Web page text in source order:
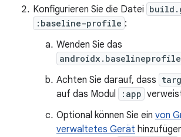
Konfigurieren Sie die Datei
:baseline-profile :
Wenden Sie das
androidx.baselineprofile
Achten Sie darauf, dass
auf das Modul :app
Optional können Sie ein von
verwaltetes Gerät